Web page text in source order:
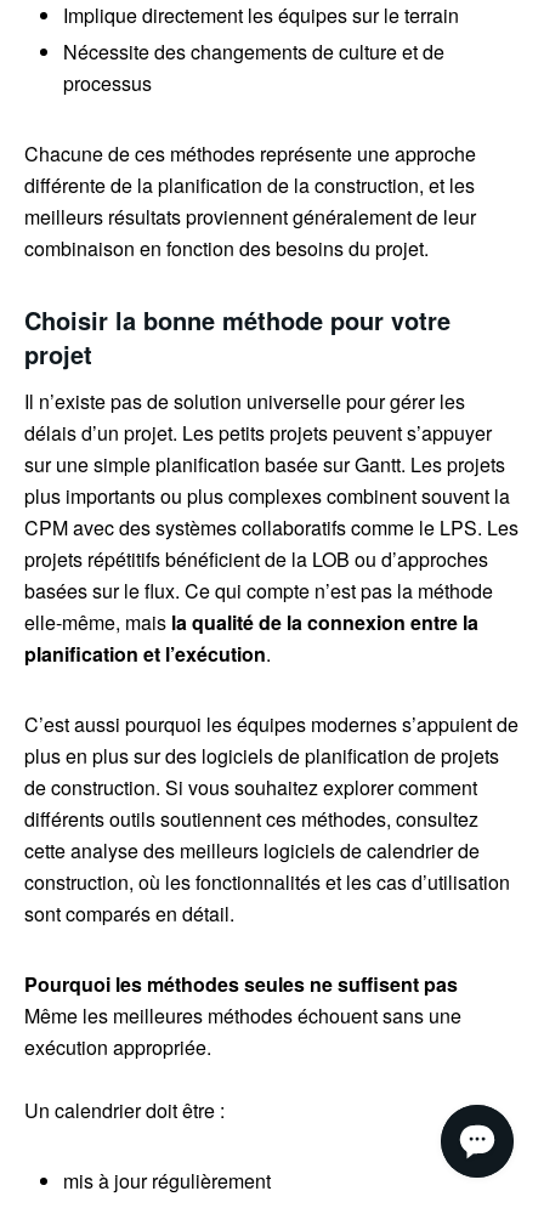
Implique directement les équipes sur le terrain
Nécessite des changements de culture et de
processus
Chacune de ces méthodes représente une approche
différente de la planification de la construction, et les
meilleurs résultats proviennent généralement de leur
combinaison en fonction des besoins du projet.
Choisir la bonne méthode pour votre
projet
Il n’existe pas de solution universelle pour gérer les
délais d’un projet. Les petits projets peuvent s’appuyer
sur une simple planification basée sur Gantt. Les projets
plus importants ou plus complexes combinent souvent la
CPM avec des systèmes collaboratifs comme le LPS. Les
projets répétitifs bénéficient de la LOB ou d’approches
basées sur le flux. Ce qui compte n’est pas la méthode
elle-même, mais la qualité de la connexion entre la
planification et l’exécution.
C’est aussi pourquoi les équipes modernes s’appuient de
plus en plus sur des logiciels de planification de projets
de construction. Si vous souhaitez explorer comment
différents outils soutiennent ces méthodes, consultez
cette analyse des meilleurs logiciels de calendrier de
construction, où les fonctionnalités et les cas d’utilisation
sont comparés en détail.
Pourquoi les méthodes seules ne suffisent pas
Même les meilleures méthodes échouent sans une
exécution appropriée.
Un calendrier doit être :
mis à jour régulièrement